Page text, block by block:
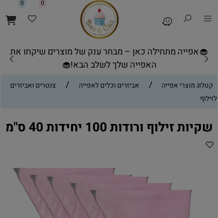
🧁אפייה מתחילה כאן – מבחר ענק של מוצרים שיקחו את
האפייה שלך לשלב הבא!🧁
0 0
קטלוג מוצרי אפייה / אביזרים וכלים לאפייה /
צנטרים ואביזרים
לזילוף
שקיות זילוף ורודות 100 יחידות 40 ס"מ